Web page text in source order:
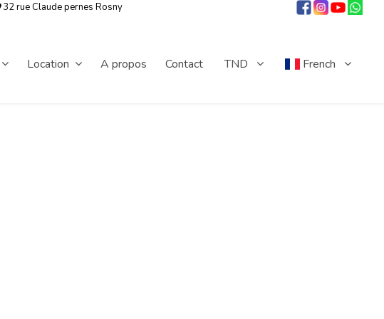
32 rue Claude pernes Rosny
Location A propos Contact TND French